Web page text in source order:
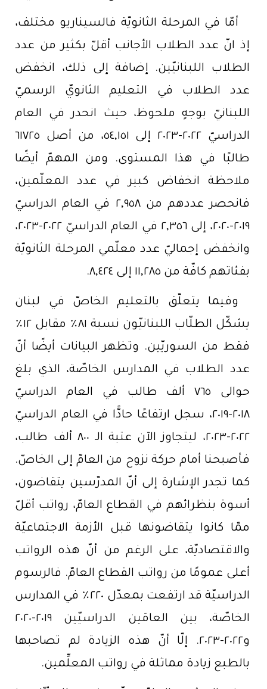
أمّا في المرحلة الثانويّة فالسيناريو مختلف،
إذ انّ عدد الطلاب الأجانب أقلّ بكثير من عدد
الطلاب اللبنانيّين. إضافة إلى ذلك، انخفض
عدد الطلاب في التعليم الثانويّ الرسميّ
اللبنانيّ بوجهٍ ملحوظ، حيث انحدر في العام
الدراسيّ ٢٠٢٢-٢٠٢٣ إلى ٥٤,١٥١، من أصل ٦١٧٢٥
طالبًا في هذا المستوى. ومن المهمّ أيضًا
ملاحظة انخفاض كبير في عدد المعلّمين،
فانحصر عددهم من ٢,٩٥٨ في العام الدراسيّ
٢٠١٩-٢٠٢٠، إلى ٢,٣٥٦ في العام الدراسيّ ٢٠٢٢-٢٠٢٣،
وانخفض إجماليّ عدد معلّمي المرحلة الثانويّة
بفئاتهم كافّة من ١١,٢٨٥ إلى ٨,٤٢٤.
وفيما يتعلّق بالتعليم الخاصّ في لبنان
يشكّل الطلّاب اللبنانيّون نسبة ٨١٪ مقابل ١٢٪
فقط من السوريّين. وتظهر البيانات أيضًا أنّ
عدد الطلاب في المدارس الخاصّة، الذي بلغ
حوالى ٧٦٥ ألف طالب في العام الدراسيّ
٢٠١٨-٢٠١٩، سجل ارتفاعًا حادًّا في العام الدراسيّ
٢٠٢٢-٢٠٢٣، ليتجاوز الآن عتبة الـ ٨٠٠ ألف طالب،
فأصبحنا أمام حركة نزوح من العامّ إلى الخاصّ.
كما تجدر الإشارة إلى أنّ المدرّسين يتقاضون،
أسوة بنظرائهم في القطاع العامّ، رواتب أقلّ
ممّا كانوا يتقاضونها قبل الأزمة الاجتماعيّة
والاقتصاديّة، على الرغم من أنّ هذه الرواتب
أعلى عمومًا من رواتب القطاع العامّ. فالرسوم
الدراسيّة قد ارتفعت بمعدّل ٢٢٠٪ في المدارس
الخاصّة، بين العامَين الدراسيّين ٢٠١٩-٢٠٢٠
و٢٠٢٢-٢٠٢٣. إلّا أنّ هذه الزيادة لم تصاحبها
بالطبع زيادة مماثلة في رواتب المعلِّمين.